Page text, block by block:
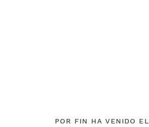
POR FIN HA VENIDO EL